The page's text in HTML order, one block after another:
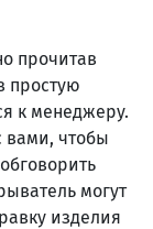
прочитав
простую
к менеджеру.
вами, чтобы
могут
изделия